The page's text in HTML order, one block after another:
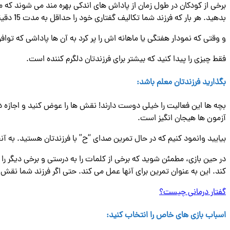
برخی از کودکان در طول زمان از پاداش های اندکی بهره مند می شوند که
بدهید. هر بار که فرزند شما تکالیف گفتاری خود را حداقل به مدت 15 دقیقه تمرین کرد، یک برچسب روی نمودار آنها بگذارید.
و وقتی که نمودار هفتگی یا ماهانه اش را پر کرد به آن ها پاداشی که توافق کرده اید را بدهید. مثلا برای 15 برچسب یک ماشین، 20
فقط چیزی را پیدا کنید که بیشتر برای فرزندتان دلگرم کننده است.
بگذارید فرزندتان معلم باشد:
بچه‌ ها این فعالیت را خیلی دوست دارند! نقش ها را عوض کنید و اجازه
آزمون‌ ها هیجان ‌انگیز است.
بیایید وانمود کنیم که در حال تمرین صدای “ح” با فرزندتان هستید. به
در حین بازی، مطمئن شوید که برخی از کلمات را به درستی و برخی دیگر
کند. این به عنوان تمرین برای آنها عمل می کند. حتی اگر فرزند شما نقش
گفتار درمانی چیست؟
اسباب ‌بازی ‌های خاص را انتخاب کنید: